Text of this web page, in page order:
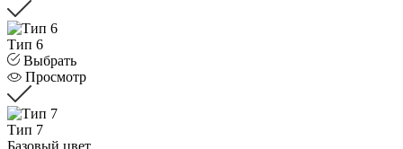
Тип 6
Выбрать
Просмотр
Тип 7
Базовый цвет